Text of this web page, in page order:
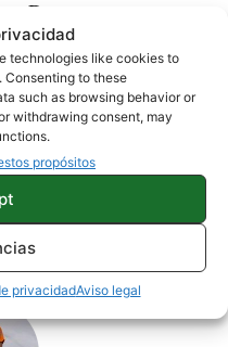
technologies like cookies to
Consenting to these
such as browsing behavior or
withdrawing consent, may
propósitos
privacidadAviso legal
De momento, estos
y Bibi no se